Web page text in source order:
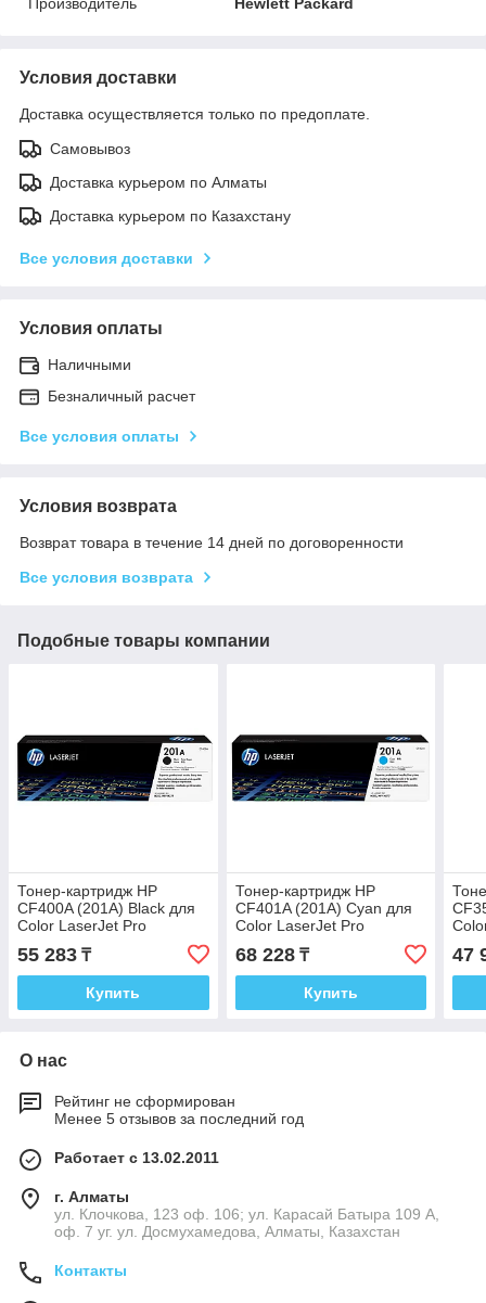
Условия доставки
Доставка осуществляется только по предоплате.
Самовывоз
Доставка курьером по Алматы
Доставка курьером по Казахстану
Все условия доставки
Условия оплаты
Наличными
Безналичный расчет
Все условия оплаты
Условия возврата
Возврат товара в течение 14 дней по договоренности
Все условия возврата
Подобные товары компании
Тонер-картридж HP
CF400A (201A) Black для
Color LaserJet Pro
M252/MFP M277
55 283 ₸
Купить
Тонер-картридж HP
CF401A (201A) Cyan для
Color LaserJet Pro
M252/MFP M277
68 228₸
Купить
47
О нас
Рейтинг не сформирован
Менее 5 отзывов за последний год
Работает с 13.02.2011
г. Алматы
ул. Клочкова, 123 оф. 106; ул. Карасай Батыра 109 А,
оф. 7 уг. ул. Досмухамедова, Алматы, Казахстан
Контакты